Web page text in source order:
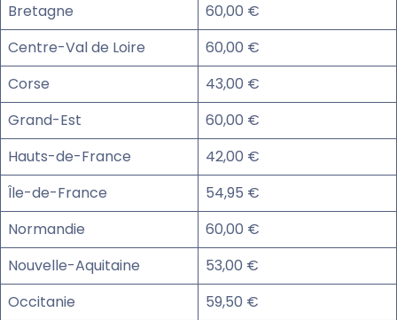
Bretagne
60,00 €
Centre-Val de Loire
60,00 €
Corse
43,00 €
Grand-Est
60,00 €
Hauts-de-France
42,00 €
Île-de-France
54,95 €
Normandie
60,00 €
Nouvelle-Aquitaine
53,00 €
Occitanie
59,50 €